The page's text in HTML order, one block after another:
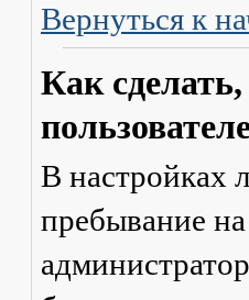
Вернуться к
Как
В настройках
пребывание